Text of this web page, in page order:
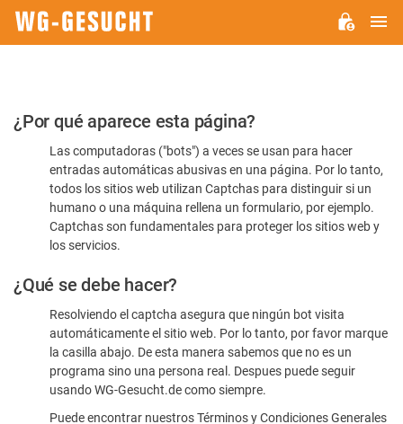
Por
favor,
confirme
humano
¿Por qué aparece esta página?
Las computadoras ("bots") a veces se usan para hacer
entradas automáticas abusivas en una página. Por lo tanto,
todos los sitios web utilizan Captchas para distinguir si un
humano o una máquina rellena un formulario, por ejemplo.
Captchas son fundamentales para proteger los sitios web y
los servicios.
¿Qué se debe hacer?
Resolviendo el captcha asegura que ningún bot visita
automáticamente el sitio web. Por lo tanto, por favor marque
la casilla abajo. De esta manera sabemos que no es un
programa sino una persona real. Despues puede seguir
usando WG-Gesucht.de como siempre.
Puede encontrar nuestros Términos y Condiciones Generales